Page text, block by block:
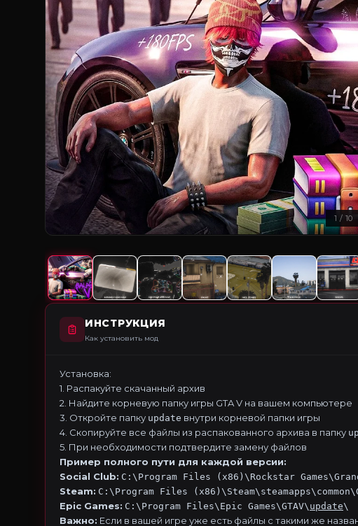
1 / 10
ИНСТРУКЦИЯ
Как установить мод
Установка:
1. Распакуйте скачанный архив
2. Найдите корневую папку игры GTA V на вашем компьютере
3. Откройте папку update внутри корневой папки игры
4. Скопируйте все файлы из распакованного архива в папку
5. При необходимости подтвердите замену файлов
Пример полного пути для каждой версии:
Social Club: C:\Program Files (x86)\Rockstar
Steam: C:\Program Files
Epic Games: C:\Program Files\Epic Games\GTAV\ update\
Важно: Если в вашей игре уже есть файлы с такими же